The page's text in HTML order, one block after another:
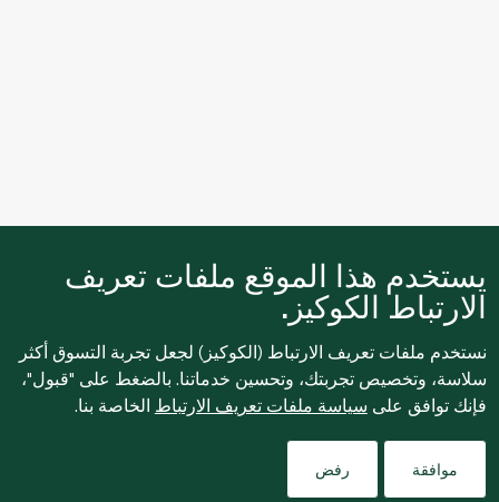
يستخدم هذا الموقع ملفات تعريف
الارتباط الكوكيز.
نستخدم ملفات تعريف الارتباط (الكوكيز) لجعل تجربة التسوق أكثر
سلاسة، وتخصيص تجربتك، وتحسين خدماتنا. بالضغط على "قبول"،
فإنك توافق على سياسة ملفات تعريف الارتباط الخاصة بنا.
موافقة رفض